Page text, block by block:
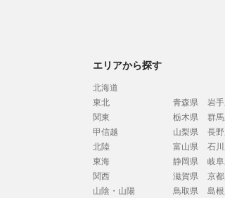
エリアから探す
北海道
東北
青森県 岩
関東
栃木県 群
甲信越
山梨県 長
北陸
富山県 石
東海
静岡県 岐
関西
滋賀県 京
山陰・山陽
鳥取県 島